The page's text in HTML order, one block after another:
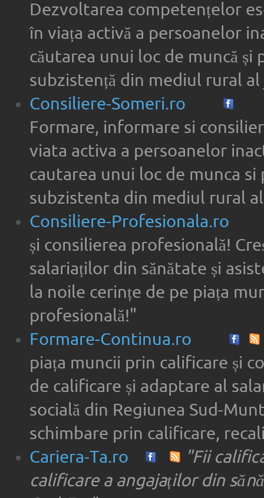
Dezvoltarea competențelor
în viața activă a persoanelor
căutarea unui loc de muncă
subzistență din mediul rural
Consiliere-Someri.ro
Formare, informare si
viata activa a persoanelor
cautarea unui loc de munca
subzistenta din mediul rural
Consiliere-Profesionala.ro
și consilierea profesională!
salariaților din sănătate și
la noile cerințe de pe piața
profesională!"
Formare-Continua.ro
piața muncii prin calificare și
de calificare și adaptare al
socială din Regiunea Sud-
schimbare prin calificare,
Cariera-Ta.ro
"Fii
calificare a angajaților din